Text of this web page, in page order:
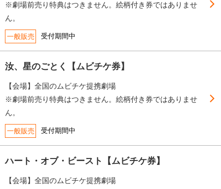
※劇場前売り特典はつきません。絵柄付き券ではありませ
ん。
一般販売 受付期間中
汝、星のごとく【ムビチケ券】
【会場】全国のムビチケ提携劇場
※劇場前売り特典はつきません。絵柄付き券ではありませ
ん。
一般販売 受付期間中
ハート・オブ・ビースト【ムビチケ券】
【会場】全国のムビチケ提携劇場